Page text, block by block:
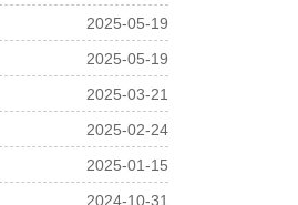
2025-05-19
2025-05-19
2025-03-21
2025-02-24
2025-01-15
2024-10-31